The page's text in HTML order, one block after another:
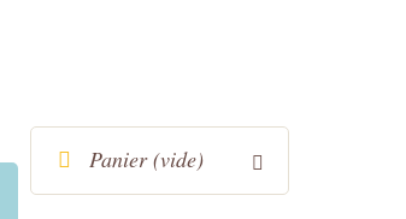
Panier (vide)